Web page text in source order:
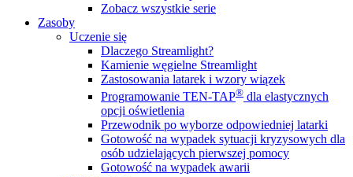
Zobacz wszystkie serie
Zasoby
Uczenie się
Dlaczego Streamlight?
Kamienie węgielne Streamlight
Zastosowania latarek i wzory wiązek
Programowanie TEN-TAP® dla elastycznych
opcji oświetlenia
Przewodnik po wyborze odpowiedniej latarki
Gotowość na wypadek sytuacji kryzysowych dla
osób udzielających pierwszej pomocy
Gotowość na wypadek awarii